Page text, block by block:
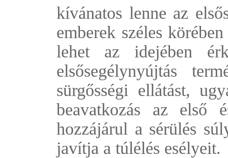
kívánatos lenne az
emberek széles
lehet az idejében
elsősegélynyújtás
sürgősségi ellátást,
beavatkozás az első
hozzájárul a sérülés
javítja a túlélés esélyeit.